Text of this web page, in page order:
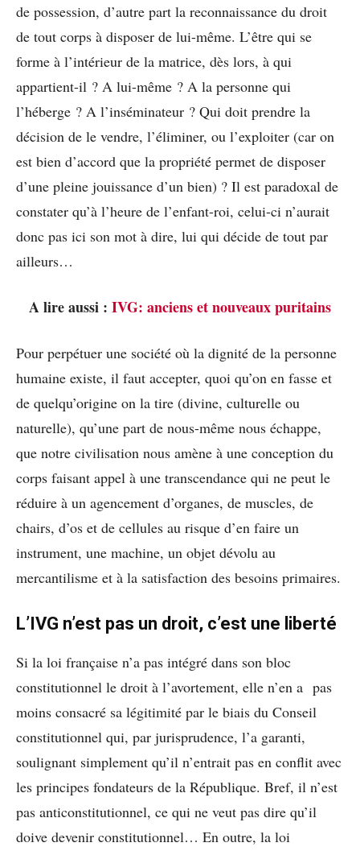
de possession, d’autre part la reconnaissance du droit
de tout corps à disposer de lui-même. L’être qui se
forme à l’intérieur de la matrice, dès lors, à qui
appartient-il ? A lui-même ? A la personne qui
l’héberge ? A l’inséminateur ? Qui doit prendre la
décision de le vendre, l’éliminer, ou l’exploiter (car on
est bien d’accord que la propriété permet de disposer
d’une pleine jouissance d’un bien) ? Il est paradoxal de
constater qu’à l’heure de l’enfant-roi, celui-ci n’aurait
donc pas ici son mot à dire, lui qui décide de tout par
ailleurs…
A lire aussi : IVG: anciens et nouveaux puritains
Pour perpétuer une société où la dignité de la personne
humaine existe, il faut accepter, quoi qu’on en fasse et
de quelqu’origine on la tire (divine, culturelle ou
naturelle), qu’une part de nous-même nous échappe,
que notre civilisation nous amène à une conception du
corps faisant appel à une transcendance qui ne peut le
réduire à un agencement d’organes, de muscles, de
chairs, d’os et de cellules au risque d’en faire un
instrument, une machine, un objet dévolu au
mercantilisme et à la satisfaction des besoins primaires.
L’IVG n’est pas un droit, c’est une liberté
Si la loi française n’a pas intégré dans son bloc
constitutionnel le droit à l’avortement, elle n’en a pas
moins consacré sa légitimité par le biais du Conseil
constitutionnel qui, par jurisprudence, l’a garanti,
soulignant simplement qu’il n’entrait pas en conflit avec
les principes fondateurs de la République. Bref, il n’est
pas anticonstitutionnel, ce qui ne veut pas dire qu’il
doive devenir constitutionnel… En outre, la loi